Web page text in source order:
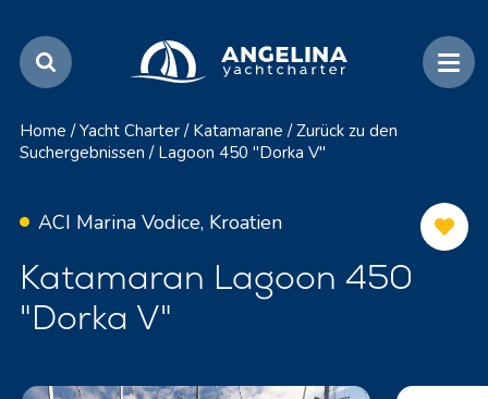
Home / Yacht Charter / Katamarane / Zurück zu den
Suchergebnissen / Lagoon 450 "Dorka V"
ACI Marina Vodice, Kroatien
Katamaran Lagoon 450
"Dorka V"